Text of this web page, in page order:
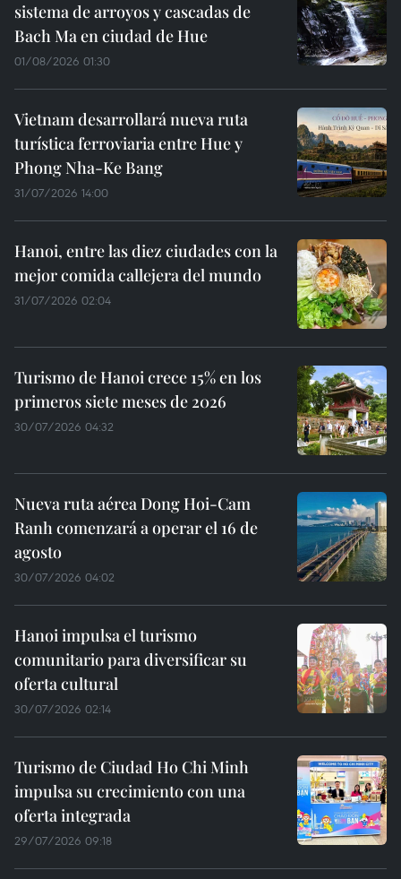
sistema de arroyos y cascadas de
Bach Ma en ciudad de Hue
01/08/2026 01:30
Vietnam desarrollará nueva ruta
turística ferroviaria entre Hue y
Phong Nha-Ke Bang
31/07/2026 14:00
Hanoi, entre las diez ciudades con la
mejor comida callejera del mundo
31/07/2026 02:04
Turismo de Hanoi crece 15% en los
primeros siete meses de 2026
30/07/2026 04:32
Nueva ruta aérea Dong Hoi-Cam
Ranh comenzará a operar el 16 de
agosto
30/07/2026 04:02
Hanoi impulsa el turismo
comunitario para diversificar su
oferta cultural
30/07/2026 02:14
Turismo de Ciudad Ho Chi Minh
impulsa su crecimiento con una
oferta integrada
29/07/2026 09:18